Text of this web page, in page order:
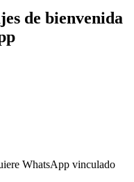
de bienvenida
WhatsApp vinculado